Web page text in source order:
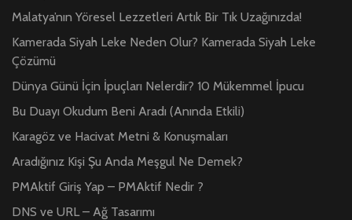
Malatya’nın Yöresel Lezzetleri Artık Bir Tık Uzağınızda!
Kamerada Siyah Leke Neden Olur? Kamerada Siyah Leke
Çözümü
Dünya Günü İçin İpuçları Nelerdir? 10 Mükemmel İpucu
Bu Duayı Okudum Beni Aradı (Anında Etkili)
Karagöz ve Hacivat Metni & Konuşmaları
Aradığınız Kişi Şu Anda Meşgul Ne Demek?
PMAktif Giriş Yap – PMAktif Nedir ?
DNS ve URL – Ağ Tasarımı